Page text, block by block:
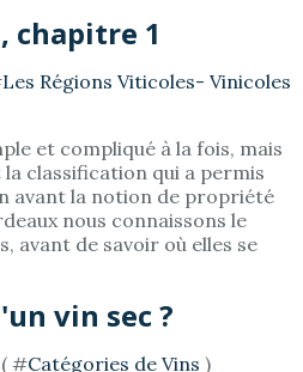
chapitre 1
Les Régions Viticoles- Vinicoles
et compliqué à la fois, mais
classification qui a permis
avant la notion de propriété
nous connaissons le
avant de savoir où elles se
vin sec ?
#Catégories de Vins )